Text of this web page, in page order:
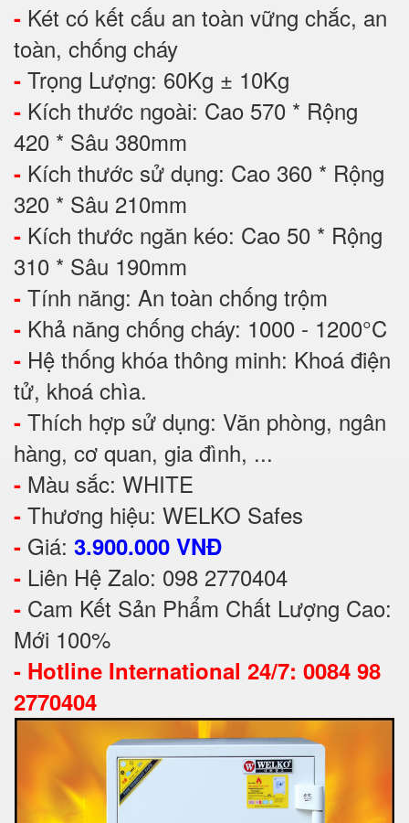
- Két có kết cấu an toàn vững chắc, an
toàn, chống cháy
- Trọng Lượng: 60Kg ± 10Kg
- Kích thước ngoài: Cao 570 * Rộng
420 * Sâu 380mm
- Kích thước sử dụng: Cao 360 * Rộng
320 * Sâu 210mm
- Kích thước ngăn kéo: Cao 50 * Rộng
310 * Sâu 190mm
- Tính năng: An toàn chống trộm
- Khả năng chống cháy: 1000 - 1200°C
- Hệ thống khóa thông minh: Khoá điện
tử, khoá chìa.
- Thích hợp sử dụng: Văn phòng, ngân
hàng, cơ quan, gia đình, ...
- Màu sắc: WHITE
- Thương hiệu: WELKO Safes
- Giá: 3.900.000 VNĐ
- Liên Hệ Zalo: 098 2770404
- Cam Kết Sản Phẩm Chất Lượng Cao:
Mới 100%
- Hotline International 24/7: 0084 98
2770404